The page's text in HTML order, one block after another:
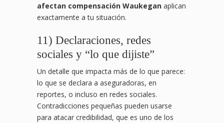
afectan compensación Waukegan aplican
exactamente a tu situación.
11) Declaraciones, redes
sociales y “lo que dijiste”
Un detalle que impacta más de lo que parece:
lo que se declara a aseguradoras, en
reportes, o incluso en redes sociales.
Contradicciones pequeñas pueden usarse
para atacar credibilidad, que es uno de los